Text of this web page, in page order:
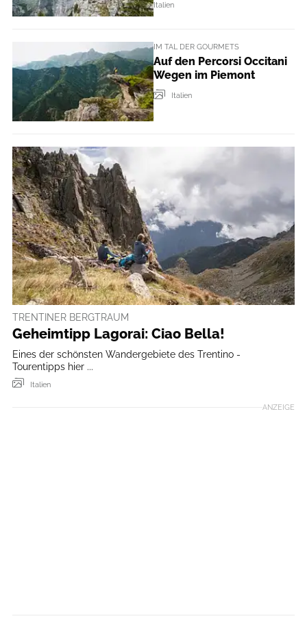
Italien
IM TAL DER GOURMETS
Auf den Percorsi Occitani
Wegen im Piemont
Italien
TRENTINER BERGTRAUM
Geheimtipp Lagorai: Ciao Bella!
Eines der schönsten Wandergebiete des Trentino -
Tourentipps hier ...
Italien
ANZEIGE